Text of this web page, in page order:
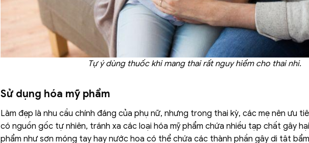
Tự ý dùng thuốc khi mang thai rất nguy hiểm cho thai nhi.
Sử dụng hóa mỹ phẩm
Làm đẹp là nhu cầu chính đáng của phụ nữ, nhưng trong thai kỳ, các mẹ nên ưu
có nguồn gốc tự nhiên, tránh xa các loại hóa mỹ phẩm chứa nhiều tạp chất gây
phẩm như sơn móng tay hay nước hoa có thể chứa các thành phần gây dị tật